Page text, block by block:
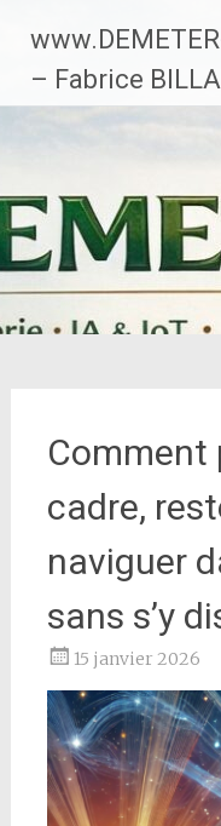
contenu
principal
– Fabrice
Comment
cadre,
naviguer
sans s’y
15 janvier 2026